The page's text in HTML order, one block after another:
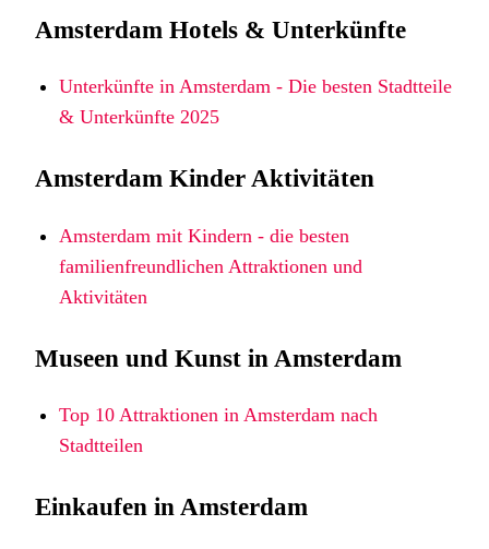
Amsterdam Hotels & Unterkünfte
Unterkünfte in Amsterdam - Die besten Stadtteile
& Unterkünfte 2025
Amsterdam Kinder Aktivitäten
Amsterdam mit Kindern - die besten
familienfreundlichen Attraktionen und
Aktivitäten
Museen und Kunst in Amsterdam
Top 10 Attraktionen in Amsterdam nach
Stadtteilen
Einkaufen in Amsterdam